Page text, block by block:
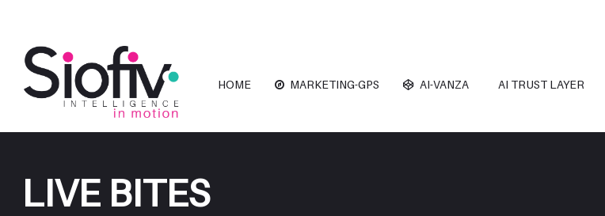
HOME MARKETING-GPS AI-VANZA AI TRUST LAYER
LIVE BITES